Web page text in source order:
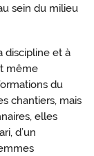
sein du milieu
discipline et à
même
du
chantiers, mais
elles
d’un